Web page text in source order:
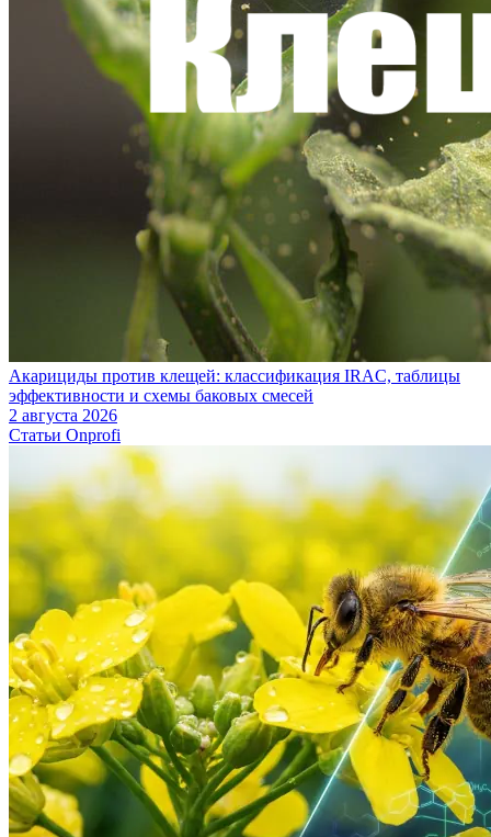
Акарициды против клещей: классификация IRAC, таблицы
эффективности и схемы баковых смесей
2 августа 2026
Статьи Onprofi